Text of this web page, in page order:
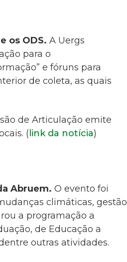
os ODS. A Uergs
para o
e fóruns para
de coleta, as quais
de Articulação emite
( link da notícia)
Abruem. O evento foi
climáticas, gestão
a programação a
de Educação a
outras atividades.